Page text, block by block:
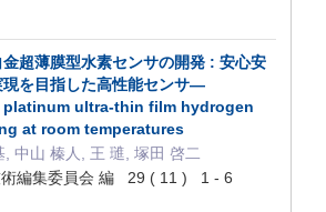
超薄膜型水素センサの開発 : 安心安
現を目指した高性能センサ—
platinum ultra-thin film hydrogen
at room temperatures
中山 榛人, 王 璡, 塚田 啓二
術編集委員会 編 29 ( 11 ) 1 - 6